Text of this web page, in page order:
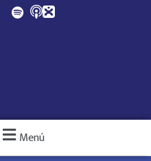
Menú